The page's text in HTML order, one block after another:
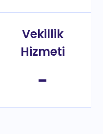
Vekillik
Hizmeti
-